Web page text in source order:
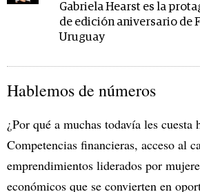
Gabriela Hearst es la
de edición aniversario de
Uruguay
Hablemos de números
¿Por qué a muchas todavía les cuesta
Competencias financieras, acceso al
emprendimientos liderados por
económicos que se convierten en